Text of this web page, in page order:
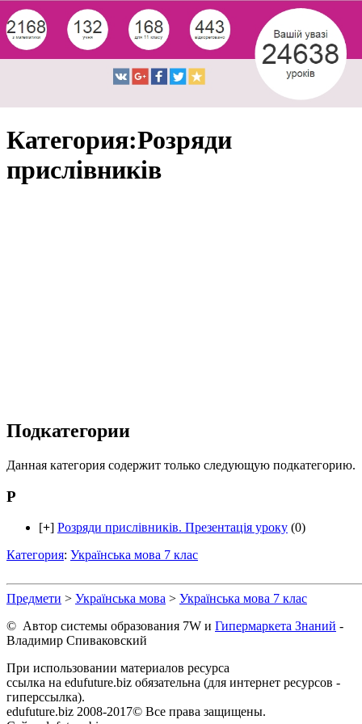
Категория:Розряди
прислівників
Подкатегории
Данная категория содержит только следующую подкатегорию.
Р
[+] Розряди прислівників. Презентація уроку (0)
Категория: Українська мова 7 клас
Предмети > Українська мова > Українська мова 7 клас
© Автор системы образования 7W и Гипермаркета Знаний -
Владимир Спиваковский
При использовании материалов ресурса
ссылка на edufuture.biz обязательна (для интернет ресурсов -
гиперссылка).
edufuture.biz 2008-2017© Все права защищены.